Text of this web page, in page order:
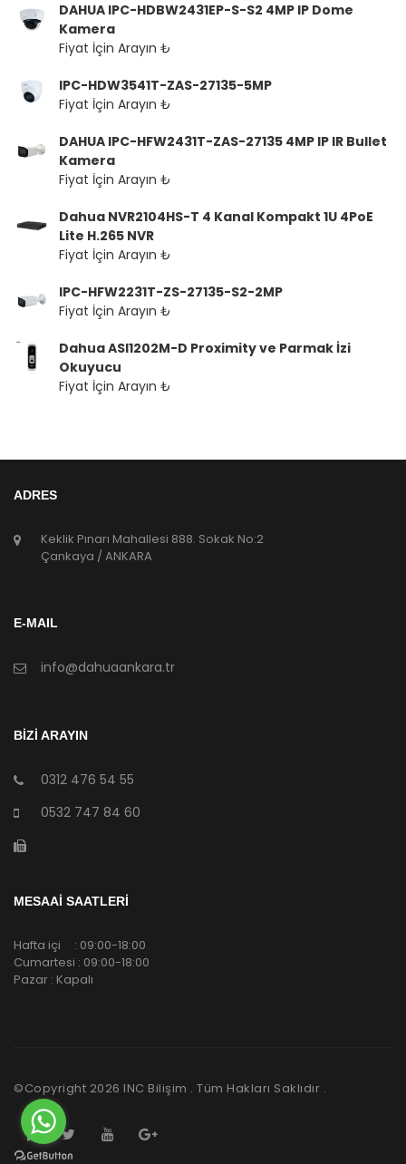
DAHUA IPC-HDBW2431EP-S-S2 4MP IP Dome
Kamera
Fiyat İçin Arayın ₺
IPC-HDW3541T-ZAS-27135-5MP
Fiyat İçin Arayın ₺
DAHUA IPC-HFW2431T-ZAS-27135 4MP IP IR Bullet
Kamera
Fiyat İçin Arayın ₺
Dahua NVR2104HS-T 4 Kanal Kompakt 1U 4PoE
Lite H.265 NVR
Fiyat İçin Arayın ₺
IPC-HFW2231T-ZS-27135-S2-2MP
Fiyat İçin Arayın ₺
Dahua ASI1202M-D Proximity ve Parmak İzi
Okuyucu
Fiyat İçin Arayın ₺
ADRES
Keklik Pınarı Mahallesi 888. Sokak No:2
Çankaya / ANKARA
E-MAIL
info@dahuaankara.tr
BİZİ ARAYIN
0312 476 54 55
0532 747 84 60
MESAAİ SAATLERİ
Hafta içi : 09:00-18:00
Cumartesi : 09:00-18:00
Pazar : Kapalı
©Copyright 2026 INC Bilişim . Tüm Hakları Saklıdır .